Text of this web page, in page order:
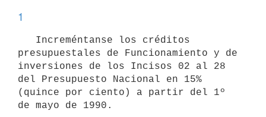
1
presupuestales de Funcionamiento y de
inversiones de los Incisos 02 al 28
del Presupuesto Nacional en 15%
(quince por ciento) a partir del 1º